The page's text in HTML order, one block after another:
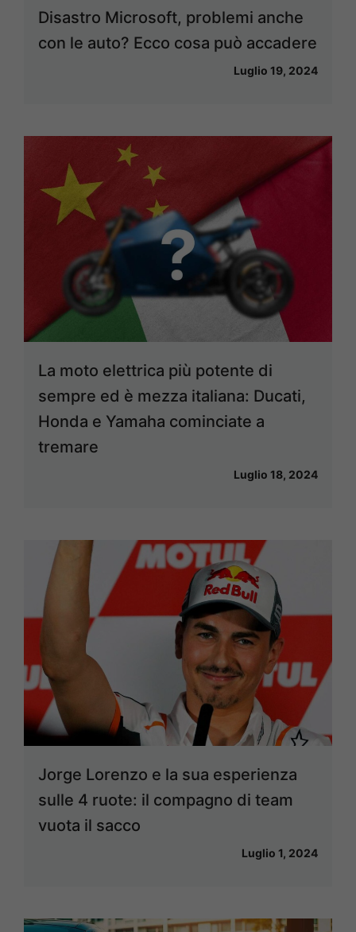
Disastro Microsoft, problemi anche
con le auto? Ecco cosa può accadere
Luglio 19, 2024
La moto elettrica più potente di
sempre ed è mezza italiana: Ducati,
Honda e Yamaha cominciate a
tremare
Luglio 18, 2024
Jorge Lorenzo e la sua esperienza
sulle 4 ruote: il compagno di team
vuota il sacco
Luglio 1, 2024